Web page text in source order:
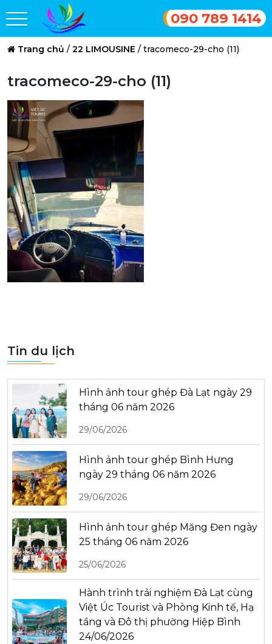
090 789 1414
Trang chủ / 22 LIMOUSINE / tracomeco-29-cho (11)
tracomeco-29-cho (11)
Tin du lịch
Hình ảnh tour ghép Đà Lạt ngày 29
tháng 06 năm 2026
29/06/2026
Hình ảnh tour ghép Bình Hưng
ngày 29 tháng 06 năm 2026
29/06/2026
Hình ảnh tour ghép Măng Đen ngày
25 tháng 06 năm 2026
25/06/2026
Hành trình trải nghiệm Đà Lạt cùng
Việt Úc Tourist và Phòng Kinh tế, Hạ
tầng và Đô thị phường Hiệp Bình
24/06/2026